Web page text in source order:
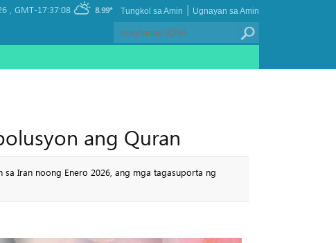
, GMT-17:37:08 8.99° Ugnayan sa Amin
|
Tungkol sa Amin
ang Quran
Iran noong Enero 2026, ang mga tagasuporta ng